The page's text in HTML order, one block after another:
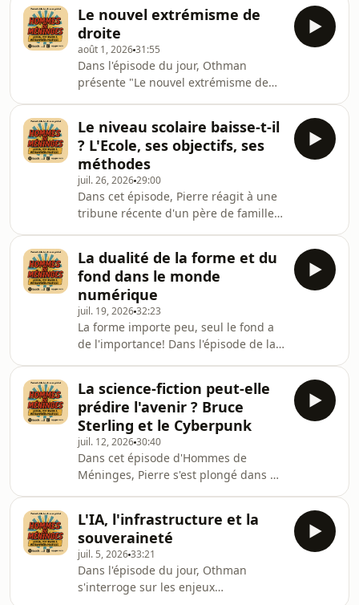
Le nouvel extrémisme de
droite
août 1, 202631:55
Dans l'épisode du jour, Othman
présente "Le nouvel extrémisme de
sous la forme d'un essai. Dans cette
conférence, Adorno se demande
notamment ce qu'il se passe lorsque
les conditions qui ont rendu le
fascisme possible survivent à la
disparition du régime fasciste,
pourquoi et comment une société
instruite, industrialisée et cultur
Le niveau scolaire baisse-t-il
? L'Ecole, ses objectifs, ses
méthodes
juil. 26, 202629:00
Dans cet épisode, Pierre réagit à une
tribune récente d'un père de famille,
l'Education nationale. Si le niveau
baisse vraiment, comment inverser la
tendance ? Et comment, dans ce
domaine, se prémunir contre les
fausses bonnes idées et la logique du
"y-a-qu'à-faut-qu'on" ?
https://www.instagram.com/
par Au
La dualité de la forme et du
fond dans le monde
numérique
juil. 19, 202632:23
La forme importe peu, seul le fond a
de l'importance! Dans l'épisode de la
assertion. D'Aristote à Bernard
Stiegler, en passant par Gilbert
Simondon, comment penser la dualité
forme/fond à l'ère des réseaux
sociaux et de l'IA?
https://www.instagram.com/
par Ausha. Visitez ausha.co/politique-
de-confidentialite pou
La science-fiction peut-elle
prédire l'avenir ? Bruce
Sterling et le Cyberpunk
juil. 12, 202630:40
Dans cet épisode d'Hommes de
Méninges, Pierre s'est plongé dans un
1988, Bruce Sterling s'adonne à un
exercice d'anticipation : à quoi
pourraient ressembler les années
2020 ? En 1988, on approche de la fin
de la Guerre Froide, et on se prépare
L'IA, l'infrastructure et la
souveraineté
juil. 5, 202633:21
Dans l'épisode du jour, Othman
s'interroge sur les enjeux